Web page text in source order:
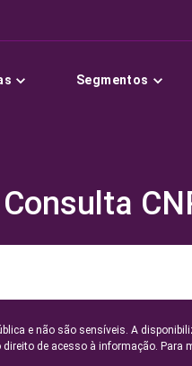
Segmentos
Consulta
e não são sensíveis. A
direito de acesso à informação. Para